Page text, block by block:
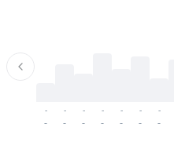
-
-
-
-
-
-
-
-
-
-
-
-
-
-